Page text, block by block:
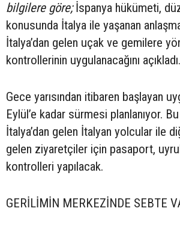
bilgilere göre;İspanya hükümeti,
konusunda İtalya ile yaşanan
İtalya’dan gelen uçak ve gemilere
kontrollerinin uygulanacağını açıkladı.
Gece yarısından itibaren başlayan
Eylül’e kadar sürmesi planlanıyor.
İtalya’dan gelen İtalyan yolcular ile
gelen ziyaretçiler için pasaport,
kontrolleri yapılacak.
GERİLİMİN MERKEZİNDE SEBTE